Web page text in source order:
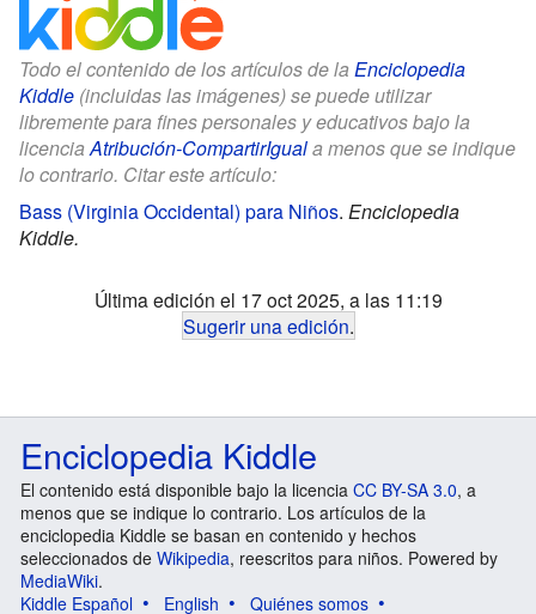
Todo el contenido de los artículos de la Enciclopedia
Kiddle (incluidas las imágenes) se puede utilizar
libremente para fines personales y educativos bajo la
licenciaAtribución-CompartirIguala menos que se indique
lo contrario. Citar este artículo:
Bass (Virginia Occidental) para Niños. Enciclopedia
Kiddle.
Última edición el 17 oct 2025, a las 11:19
Sugerir una edición.
Enciclopedia Kiddle
El contenido está disponible bajo la licencia CC BY-SA 3.0, a
menos que se indique lo contrario. Los artículos de la
enciclopedia Kiddle se basan en contenido y hechos
seleccionados de Wikipedia, reescritos para niños. Powered by
MediaWiki.
Kiddle Español
English
Quiénes somos